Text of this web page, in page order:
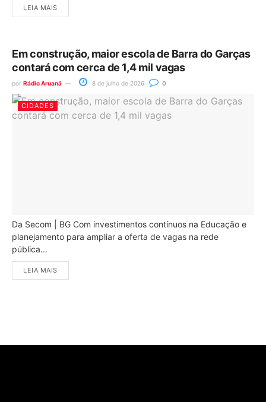
LEIA MAIS
Em construção, maior escola de Barra do Garças
contará com cerca de 1,4 mil vagas
por Rádio Aruanã 8 de julho de 2026 0
CIDADES
Da Secom | BG Com investimentos contínuos na Educação e
planejamento para ampliar a oferta de vagas na rede
pública...
LEIA MAIS